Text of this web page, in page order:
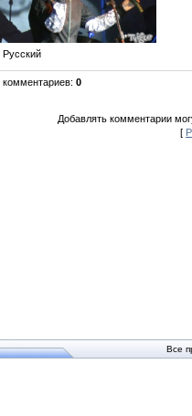
Русский
комментариев: 0
Добавлять комментарии
[
Все